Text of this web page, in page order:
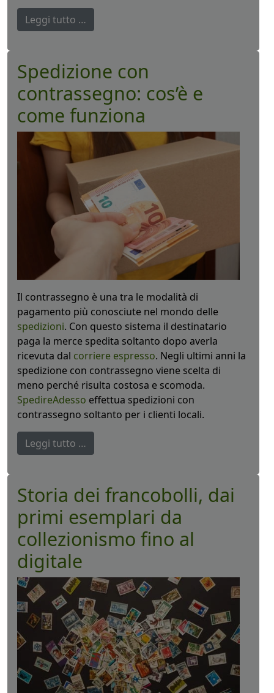
Leggi tutto …
Spedizione con
contrassegno: cos’è e
come funziona
Il contrassegno è una tra le modalità di
pagamento più conosciute nel mondo delle
spedizioni. Con questo sistema il destinatario
paga la merce spedita soltanto dopo averla
ricevuta dal corriere espresso. Negli ultimi anni la
spedizione con contrassegno viene scelta di
meno perché risulta costosa e scomoda.
SpedireAdesso effettua spedizioni con
contrassegno soltanto per i clienti locali.
Leggi tutto …
Storia dei francobolli, dai
primi esemplari da
collezionismo fino al
digitale